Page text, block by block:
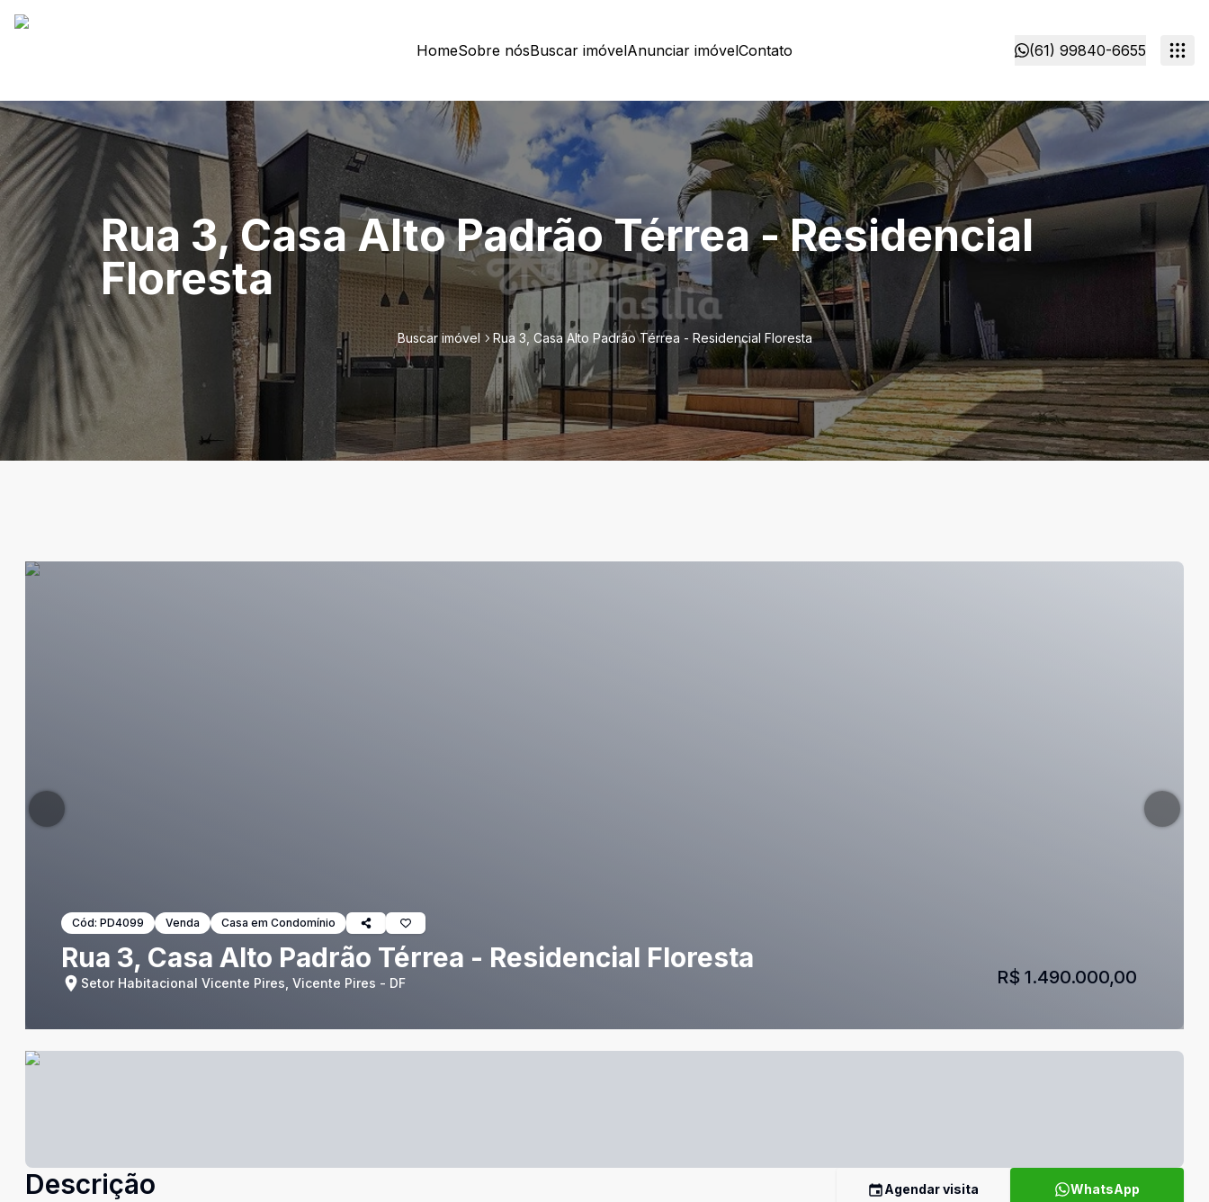
HomeSobre nósBuscar imóvelAnunciar imóvelContato (61) 99840-6655
Rua 3, Casa Alto Padrão Térrea - Residencial
Floresta
Buscar imóvel Rua 3, Casa Alto Padrão Térrea - Residencial Floresta
Cód: PD4099 Venda Casa em Condomínio
Rua 3, Casa Alto Padrão Térrea - Residencial Floresta
Setor Habitacional Vicente Pires, Vicente Pires - DF R$ 1.490.000,00
Descrição Agendar visita WhatsApp